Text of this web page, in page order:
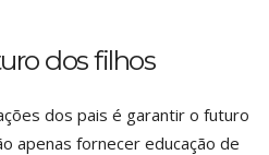
dos filhos
dos pais é garantir o futuro
apenas fornecer educação de